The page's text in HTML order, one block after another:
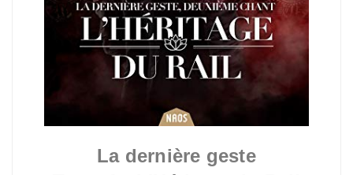
La dernière geste